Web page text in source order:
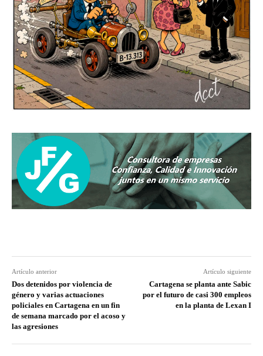
Artículo anterior
Dos detenidos por violencia de
género y varias actuaciones
policiales en Cartagena en un fin
de semana marcado por el acoso y
las agresiones
Artículo siguiente
Cartagena se planta ante Sabic
por el futuro de casi 300 empleos
en la planta de Lexan I